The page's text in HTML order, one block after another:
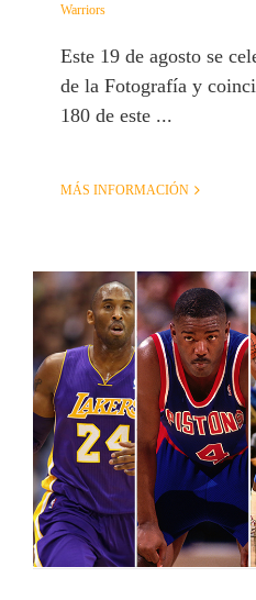
Warriors
Este 19 de agosto se
de la Fotografía y
180 de este ...
MÁS INFORMACIÓN